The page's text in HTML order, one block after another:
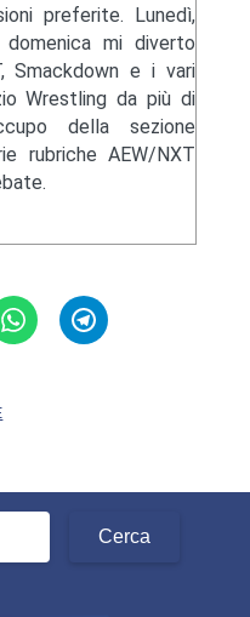
preferite. Lunedì,
mi diverto
Smackdown e i vari
Wrestling da più di
della sezione
rubriche AEW/NXT